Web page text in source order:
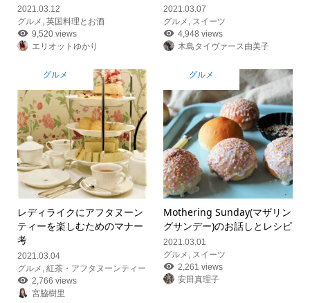
2021.03.12
グルメ , 英国料理とお酒
9,520 views
エリオットゆかり
2021.03.07
グルメ , スイーツ
4,948 views
木島タイヴァース由美子
グルメ
レディライクにアフタヌーン
ティーを楽しむためのマナー
考
2021.03.04
グルメ 紅茶・アフタヌーンティー
2,766 views
宮脇樹里
グルメ
Mothering Sunday(マザリン
グサンデー)のお話しとレシピ
2021.03.01
グルメ
スイーツ
2,261 views
安田真理子